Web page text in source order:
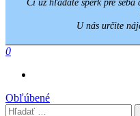
U nás určite
0
Obľúbené
Hľadať: